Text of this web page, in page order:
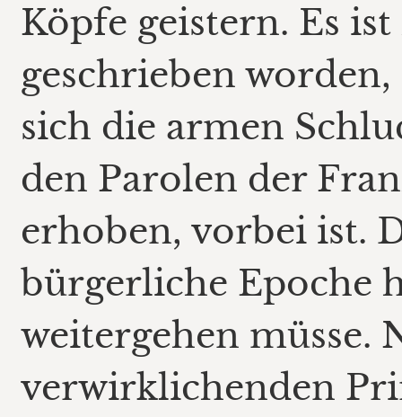
Köpfe geistern. Es
geschrieben
sich die armen
den Parolen der
erhoben, vorbei ist.
bürgerliche Epoche
weitergehen müsse.
verwirklichenden